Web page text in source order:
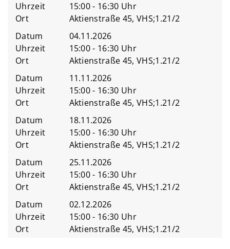
Uhrzeit
15:00 - 16:30 Uhr
Ort
Aktienstraße 45, VHS;1.21/2
Datum
04.11.2026
Uhrzeit
15:00 - 16:30 Uhr
Ort
Aktienstraße 45, VHS;1.21/2
Datum
11.11.2026
Uhrzeit
15:00 - 16:30 Uhr
Ort
Aktienstraße 45, VHS;1.21/2
Datum
18.11.2026
Uhrzeit
15:00 - 16:30 Uhr
Ort
Aktienstraße 45, VHS;1.21/2
Datum
25.11.2026
Uhrzeit
15:00 - 16:30 Uhr
Ort
Aktienstraße 45, VHS;1.21/2
Datum
02.12.2026
Uhrzeit
15:00 - 16:30 Uhr
Ort
Aktienstraße 45, VHS;1.21/2